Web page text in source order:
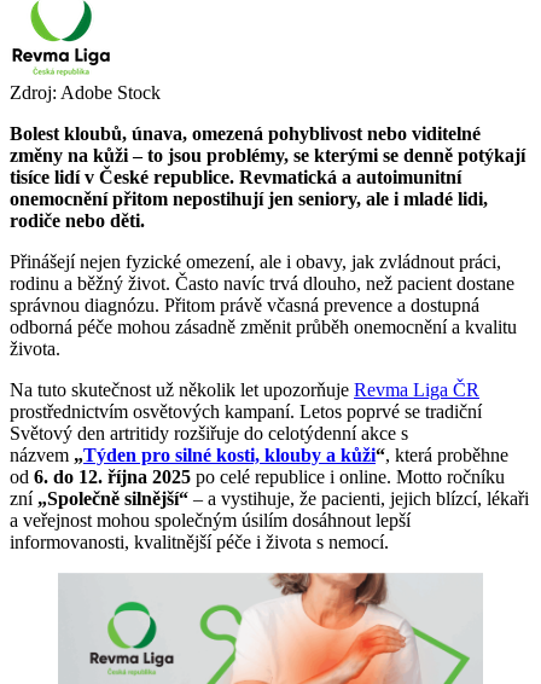
Zdroj: Adobe Stock
Bolest kloubů, únava, omezená pohyblivost nebo viditelné
změny na kůži – to jsou problémy, se kterými se denně potýkají
tisíce lidí v České republice. Revmatická a autoimunitní
onemocnění přitom nepostihují jen seniory, ale i mladé lidi,
rodiče nebo děti.
Přinášejí nejen fyzické omezení, ale i obavy, jak zvládnout práci,
rodinu a běžný život. Často navíc trvá dlouho, než pacient dostane
správnou diagnózu. Přitom právě včasná prevence a dostupná
odborná péče mohou zásadně změnit průběh onemocnění a kvalitu
života.
Na tuto skutečnost už několik let upozorňuje Revma Liga ČR
prostřednictvím osvětových kampaní. Letos poprvé se tradiční
Světový den artritidy rozšiřuje do celotýdenní akce s
názvem „Týden pro silné kosti, klouby a kůži“, která proběhne
od 6. do 12. října 2025 po celé republice i online. Motto ročníku
zní „Společně silnější“ – a vystihuje, že pacienti, jejich blízcí, lékaři
a veřejnost mohou společným úsilím dosáhnout lepší
informovanosti, kvalitnější péče i života s nemocí.